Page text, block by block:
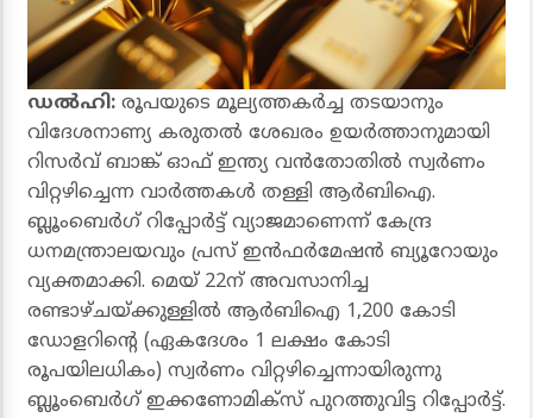
ഡല്‍ഹി: രൂപയുടെ മൂല്യത്തകര്‍ച്ച തടയാനും
വിദേശനാണ്യ കരുതല്‍ ശേഖരം ഉയര്‍ത്താനുമായി
റിസര്‍വ് ബാങ്ക് ഓഫ് ഇന്ത്യ വന്‍തോതില്‍ സ്വര്‍ണം
വിറ്റഴിച്ചെന്ന വാര്‍ത്തകള്‍ തള്ളി ആര്‍ബിഐ.
ബ്ലൂംബെര്‍ഗ് റിപ്പോര്‍ട്ട് വ്യാജമാണെന്ന് കേന്ദ്ര
ധനമന്ത്രാലയവും പ്രസ് ഇന്‍ഫര്‍മേഷന്‍ ബ്യൂറോയും
വ്യക്തമാക്കി. മെയ് 22ന് അവസാനിച്ച
രണ്ടാഴ്ചയ്ക്കുള്ളില്‍ ആര്‍ബിഐ 1,200 കോടി
ഡോളറിന്റെ (ഏകദേശം 1 ലക്ഷം കോടി
രൂപയിലധികം) സ്വര്‍ണം വിറ്റഴിച്ചെന്നായിരുന്നു
ബ്ലൂംബെര്‍ഗ് ഇക്കണോമിക്‌സ് പുറത്തുവിട്ട റിപ്പോര്‍ട്ട്.